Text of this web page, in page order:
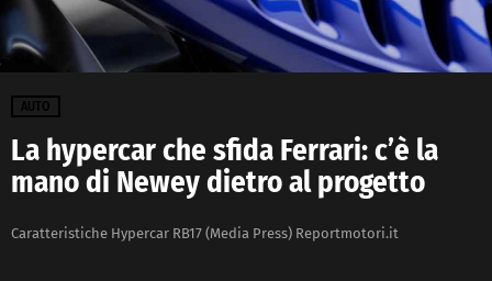
AUTO
La hypercar che sfida Ferrari: c’è la
mano di Newey dietro al progetto
Caratteristiche Hypercar RB17 (Media Press) Reportmotori.it